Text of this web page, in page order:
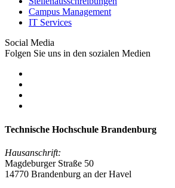
Campus Management
IT Services
Social Media
Folgen Sie uns in den sozialen Medien
Technische Hochschule Brandenburg
Hausanschrift:
Magdeburger Straße 50
14770 Brandenburg an der Havel